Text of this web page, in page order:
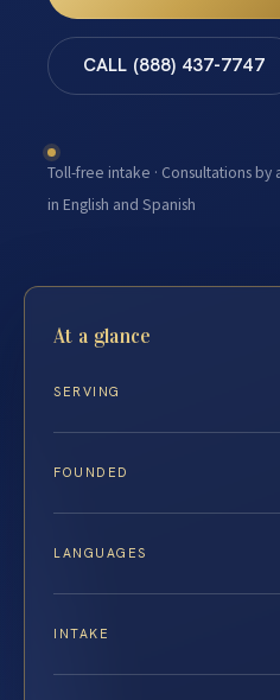
CALL (888) 437-7747
Toll-free intake · Consultations
in English and Spanish
At a glance
SERVING
FOUNDED
LANGUAGES
INTAKE